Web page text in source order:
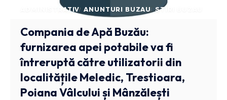
ADMINISTRATIV ANUNTURI BUZAU STIRI BUZAU
Compania de Apă Buzău:
furnizarea apei potabile va fi
întreruptă către utilizatorii din
localitățile Meledic, Trestioara,
Poiana Vâlcului și Mânzălești